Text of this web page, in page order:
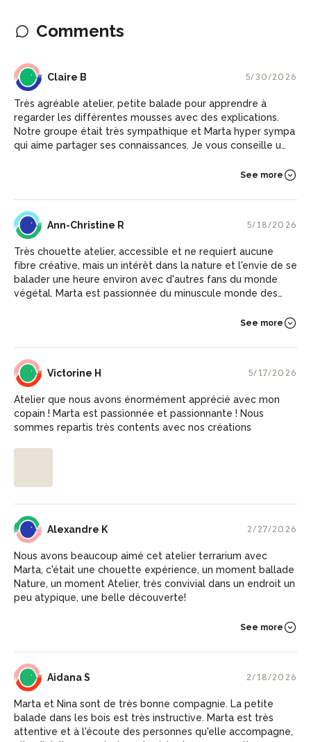
Comments
CB Claire B 5/30/2026
Très agréable atelier, petite balade pour apprendre à
regarder les différentes mousses avec des explications.
Notre groupe était très sympathique et Marta hyper sympa
qui aime partager ses connaissances. Je vous conseille un
See more
AR Ann-Christine R 5/18/2026
Très chouette atelier, accessible et ne requiert aucune
fibre créative, mais un intérêt dans la nature et l'envie de se
balader une heure environ avec d'autres fans du monde
végétal. Marta est passionnée du minuscule monde des
avait tellement captivés que nous nous retrouvions à
pour les participants. Nul besoin d'apporter quoi que ce
soit, autre que la bonne humeur.
See more
VH Victorine H 5/17/2026
Atelier que nous avons énormément apprécié avec mon
copain ! Marta est passionnée et passionnante ! Nous
sommes repartis très contents avec nos créations
AK Alexandre K 2/27/2026
Nous avons beaucoup aimé cet atelier terrarium avec
Marta, c'était une chouette expérience, un moment ballade
Nature, un moment Atelier, très convivial dans un endroit un
peu atypique, une belle découverte!
See more
AS Aidana S 2/18/2026
Marta et Nina sont de très bonne compagnie. La petite
balade dans les bois est très instructive. Marta est très
attentive et à l'écoute des personnes qu'elle accompagne,